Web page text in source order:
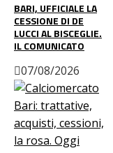
BARI, UFFICIALE LA
CESSIONE DI DE
LUCCI AL BISCEGLIE.
IL COMUNICATO
07/08/2026